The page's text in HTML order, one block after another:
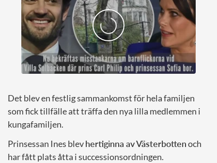
Det blev en festlig sammankomst för hela familjen
som fick tillfälle att träffa den nya lilla medlemmen i
kungafamiljen.
Prinsessan Ines blevhertiginna av Västerbottenoch
har fått plats åtta i successionsordningen.